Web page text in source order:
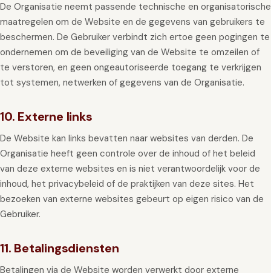
De Organisatie neemt passende technische en organisatorische
maatregelen om de Website en de gegevens van gebruikers te
beschermen. De Gebruiker verbindt zich ertoe geen pogingen te
ondernemen om de beveiliging van de Website te omzeilen of
te verstoren, en geen ongeautoriseerde toegang te verkrijgen
tot systemen, netwerken of gegevens van de Organisatie.
10. Externe links
De Website kan links bevatten naar websites van derden. De
Organisatie heeft geen controle over de inhoud of het beleid
van deze externe websites en is niet verantwoordelijk voor de
inhoud, het privacybeleid of de praktijken van deze sites. Het
bezoeken van externe websites gebeurt op eigen risico van de
Gebruiker.
11. Betalingsdiensten
Betalingen via de Website worden verwerkt door externe